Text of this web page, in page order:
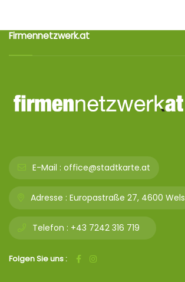
Firmennetzwerk.at
E-Mail : office@stadtkarte.at
Adresse : Europastraße 27, 4600 Wels
Telefon : +43 7242 316 719
Folgen Sie uns :